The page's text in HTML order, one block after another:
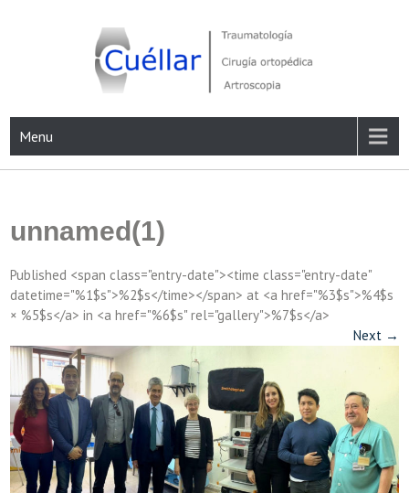
Menu
unnamed(1)
Published <span class="entry-date"><time class="entry-date"
datetime="%1$s">%2$s</time></span> at <a href="%3$s">%4$s
× %5$s</a> in <a href="%6$s" rel="gallery">%7$s</a>
Next →